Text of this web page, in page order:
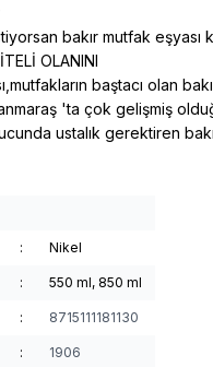
bakır mutfak eşyası
OLANINI
baştacı olan
'ta çok gelişmiş
ustalık gerektiren
: Nikel
: 550 ml, 850 ml
: 8715111181130
: 1906